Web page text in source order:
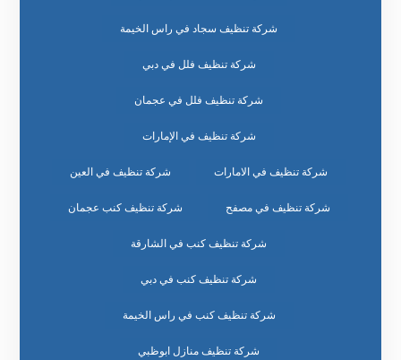
شركة تنظيف سجاد في راس الخيمة
شركة تنظيف فلل في دبي
شركة تنظيف فلل في عجمان
شركة تنظيف في الإمارات
شركة تنظيف في الامارات شركة تنظيف في العين
شركة تنظيف في مصفح شركة تنظيف كنب عجمان
شركة تنظيف كنب في الشارقة
شركة تنظيف كنب في دبي
شركة تنظيف كنب في راس الخيمة
شركة تنظيف منازل ابوظبي